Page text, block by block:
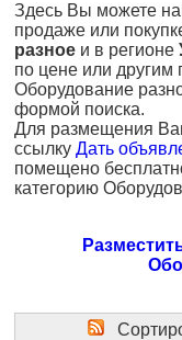
Здесь Вы можете
продаже или
разное и в регионе
по цене или другим
Оборудование
формой поиска.
Для размещения
ссылку Дать
помещено
категорию